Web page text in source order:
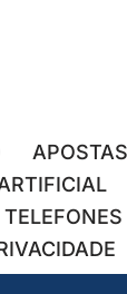
APOSTAS